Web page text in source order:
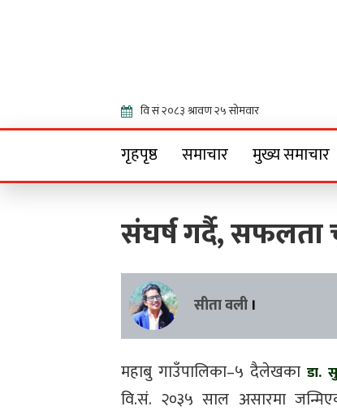
गृहपृष्ठ समाचार मुख्य समाचार
संघर्ष गर्दै, सफलता
सीता वली ।
महाबु गाउँपालिका–५ दैलेखकाडा.
वि.सं. २०३५ साल असारमा